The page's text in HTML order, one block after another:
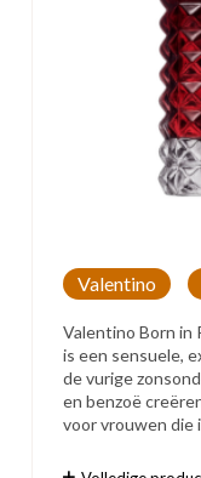
Valentino
Valentino Born in
is een sensuele,
de vurige
en benzoë
voor vrouwen die